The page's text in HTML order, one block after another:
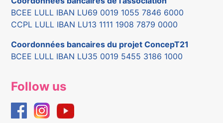
BCEE LULL IBAN LU69 0019 1055 7846 6000
CCPL LULL IBAN LU13 1111 1908 7879 0000
Coordonnées bancaires du projet ConcepT21
BCEE LULL IBAN LU35 0019 5455 3186 1000
Follow us